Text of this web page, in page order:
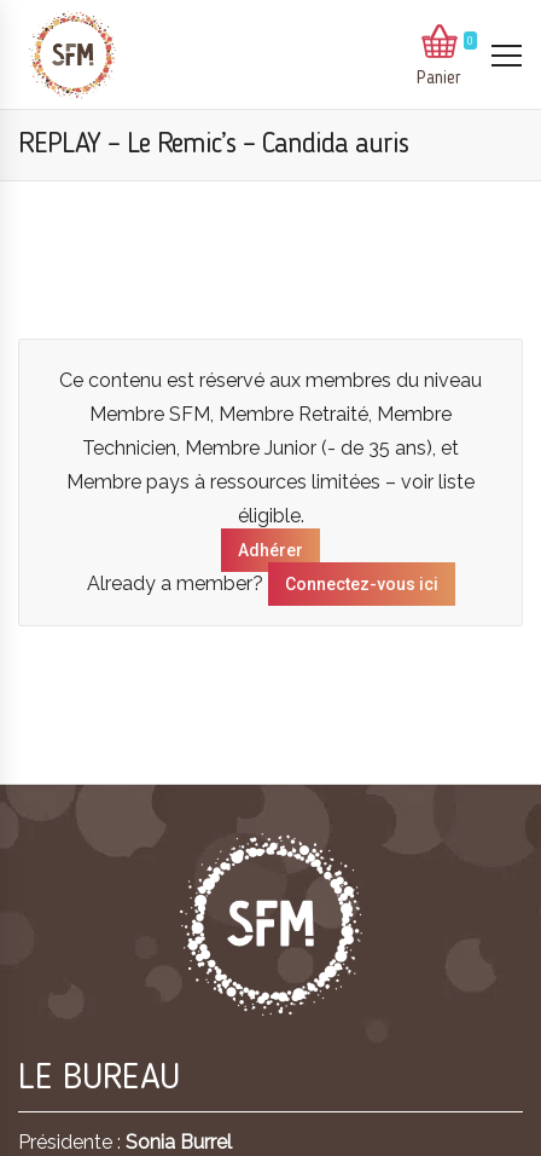
0
Panier
REPLAY – Le Remic’s – Candida auris
Ce contenu est réservé aux membres du niveau
Membre SFM, Membre Retraité, Membre
Technicien, Membre Junior (- de 35 ans), et
Membre pays à ressources limitées – voir liste
éligible.
Adhérer
Already a member? Connectez-vous ici
LE BUREAU
Présidente : Sonia Burrel